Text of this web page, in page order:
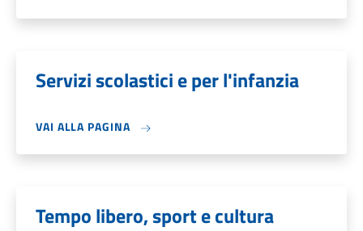
Servizi scolastici e per l'infanzia
VAI ALLA PAGINA
Tempo libero, sport e cultura